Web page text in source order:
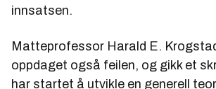
innsatsen.
Matteprofessor Harald E.
oppdaget også feilen, og gikk et
har startet å utvikle en generell